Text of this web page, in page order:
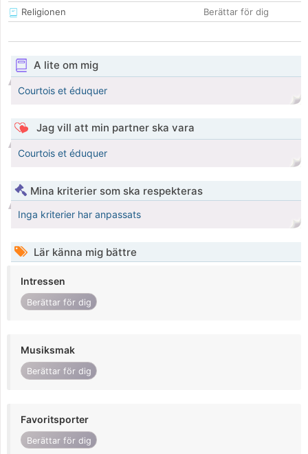
Religionen
Berättar för dig
A lite om mig
Courtois et éduquer
Jag vill att min partner ska vara
Courtois et éduquer
Mina kriterier som ska respekteras
Inga kriterier har anpassats
Lär känna mig bättre
Intressen
Berättar för dig
Musiksmak
Berättar för dig
Favoritsporter
Berättar för dig